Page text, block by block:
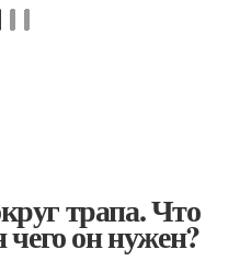
трапа. Что
чего он нужен?